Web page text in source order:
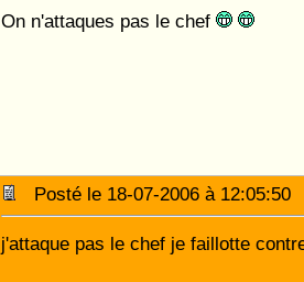
On n'attaques pas le chef
Posté le 18-07-2006 à
j'attaque pas le chef je faillotte